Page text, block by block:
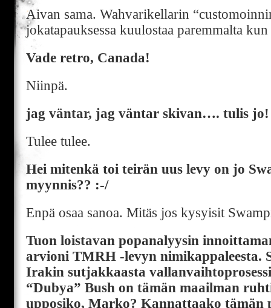
Aivan sama. Wahvarikellarin
jokatapauksessa kuulostaa paremmalta
Vade retro, Canada!
Niinpä.
jag väntar, jag väntar skivan…. tulis jo!
Tulee tulee.
Hei mitenkä toi teirän uus levy on jo
myynnis?? :-/
Enpä osaa sanoa. Mitäs jos kysyisit
Tuon loistavan popanalyysin
arvioni TMRH -levyn nimikappaleesta.
Irakin sutjakkaasta
“Dubya” Bush on tämän maailman
upposiko, Marko? Kannattaako tämän